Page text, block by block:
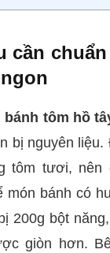
cần
bánh tôm hồ
bị nguyên
tôm tươi, nên
món bánh có
200g bột
giòn hơn.